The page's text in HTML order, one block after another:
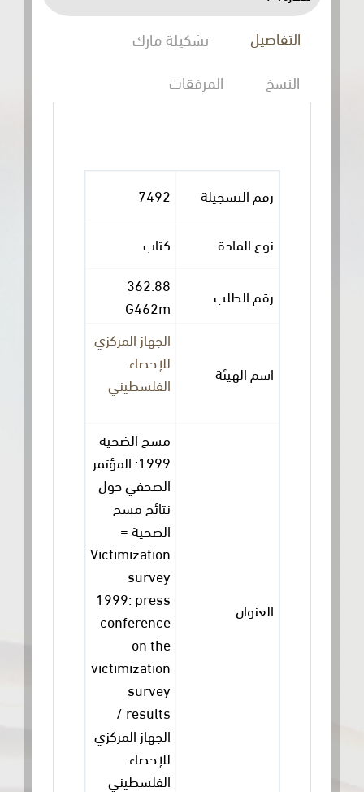
التفاصيل
تشكيلة مارك
المرفقات
رقم التسجيلة 7492
نوع المادة
رقم الطلب
362.88
G462m
اسم الهيئة
الجهاز المركزي
للإحصاء
الفلسطيني
مسح الضحية
1999: المؤتمر
الصحفي حول
نتائج مسح
الضحية =
Victimization
survey
1999: press
conference
on the
victimization
survey
results /
الجهاز المركزي
للإحصاء
الفلسطيني